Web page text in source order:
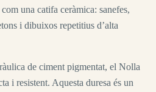
una catifa ceràmica: sanefes,
i dibuixos repetitius d’alta
de ciment pigmentat, el Nolla
i resistent. Aquesta duresa és un